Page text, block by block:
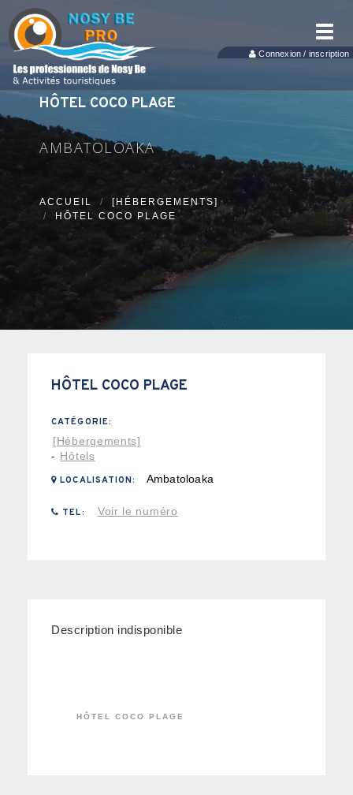
Connexion / inscription
HÔTEL COCO PLAGE
AMBATOLOAKA
ACCUEIL
[HÉBERGEMENTS]
HÔTEL COCO PLAGE
HÔTEL COCO PLAGE
CATÉGORIE:
[Hébergements]
- Hôtels
LOCALISATION: Ambatoloaka
TEL: Voir le numéro
Description indisponible
HÔTEL COCO PLAGE